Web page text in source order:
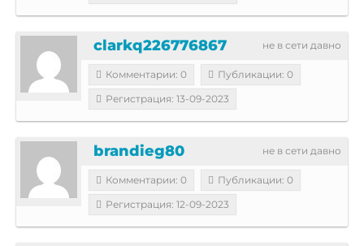
не в сети давно
clarkq226776867
Комментарии: 0
Публикации: 0
Регистрация: 13-09-2023
не в сети давно
brandieg80
Комментарии: 0
Публикации: 0
Регистрация: 12-09-2023